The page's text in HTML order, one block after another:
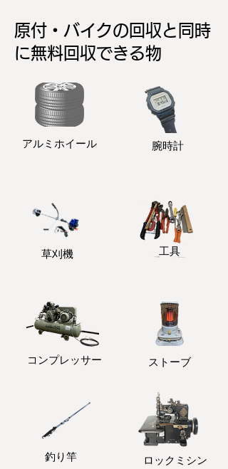
原付・バイクの回収と同時
に無料回収できる物
アルミホイール ​腕時計
​草刈機 ​工具
コンプレッサー ストーブ
釣り竿 ロックミシン